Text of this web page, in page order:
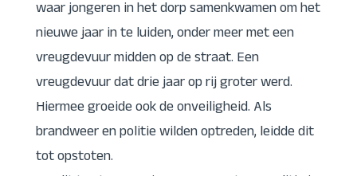
waar jongeren in het dorp samenkwamen om het
nieuwe jaar in te luiden, onder meer met een
vreugdevuur midden op de straat. Een
vreugdevuur dat drie jaar op rij groter werd.
Hiermee groeide ook de onveiligheid. Als
brandweer en politie wilden optreden, leidde dit
tot opstoten.